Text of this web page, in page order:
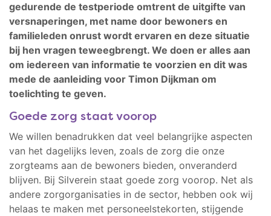
gedurende de testperiode omtrent de uitgifte van
versnaperingen, met name door bewoners en
familieleden onrust wordt ervaren en deze situatie
bij hen vragen teweegbrengt. We doen er alles aan
om iedereen van informatie te voorzien en dit was
mede de aanleiding voor Timon Dijkman om
toelichting te geven.
Goede zorg staat voorop
We willen benadrukken dat veel belangrijke aspecten
van het dagelijks leven, zoals de zorg die onze
zorgteams aan de bewoners bieden, onveranderd
blijven. Bij Silverein staat goede zorg voorop. Net als
andere zorgorganisaties in de sector, hebben ook wij
helaas te maken met personeelstekorten, stijgende